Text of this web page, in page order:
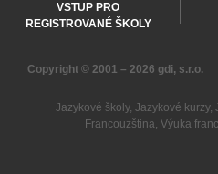
VSTUP PRO
REGISTROVANÉ ŠKOLY
Copyright © 2001 – 2026 gdi, s.r.o.
Jazykové školy, Jazykové kurzy,
Francouzština,Výuka